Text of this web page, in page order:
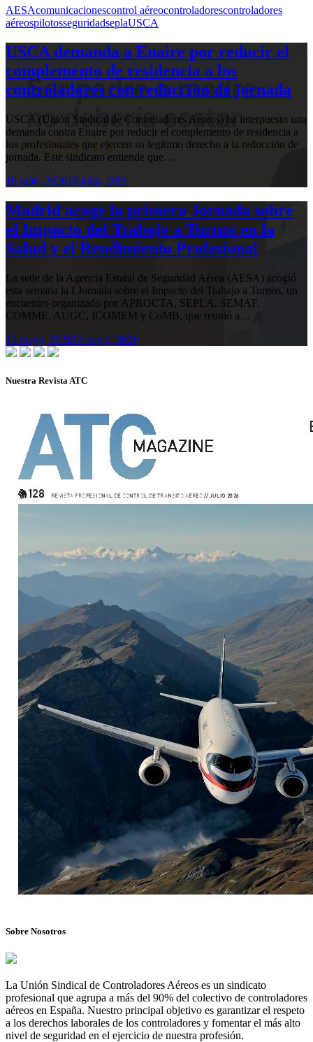
AESAcomunicacionescontrol aéreocontroladorescontroladores
aéreospilotosseguridadseplaUSCA
USCA demanda a Enaire por reducir el
complemento de residencia a los
controladores con reducción de jornada
USCA (Unión Sindical de Controladores Aéreos) ha interpuesto una
demanda contra Enaire por reducir el complemento de residencia a
los profesionales que ejercen su legítimo derecho a la reducción de
jornada. Este sindicato entiende que…
10 julio, 202610 julio, 2026
Madrid acoge la primera Jornada sobre
el Impacto del Trabajo a Turnos en la
Salud y el Rendimiento Profesional
La sede de la Agencia Estatal de Seguridad Aérea (AESA) acogió
esta semana la I Jornada sobre el Impacto del Trabajo a Turnos, un
encuentro organizado por APROCTA, SEPLA, SEMAF,
COMME, AUGC, ICOMEM y CoMB, que reunió a…
13 mayo, 202613 mayo, 2026
Nuestra Revista ATC
Sobre Nosotros
La Unión Sindical de Controladores Aéreos es un sindicato
profesional que agrupa a más del 90% del colectivo de controladores
aéreos en España. Nuestro principal objetivo es garantizar el respeto
a los derechos laborales de los controladores y fomentar el más alto
nivel de seguridad en el ejercicio de nuestra profesión.